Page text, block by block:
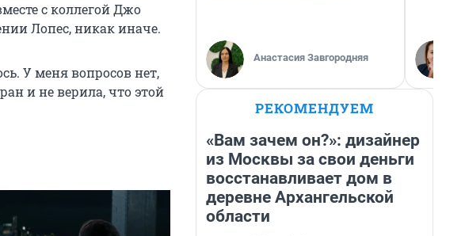
с коллегой Джо
Лопес, никак иначе.
У меня вопросов нет,
и не верила, что этой
Анастасия Завгородняя
РЕКОМЕНДУЕМ
«Вам зачем он?»: дизайнер
из Москвы за свои деньги
восстанавливает дом в
деревне Архангельской
области